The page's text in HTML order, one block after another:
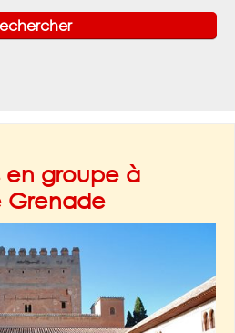
en groupe à
Grenade